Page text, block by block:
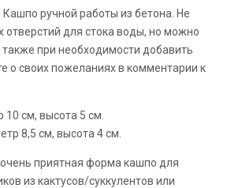
Кашпо ручной работы из бетона. Не
для стока воды, но можно
также при необходимости добавить
о своих пожеланиях в комментарии к
см, высота 5 см.
8,5 см, высота 4 см.
очень приятная форма кашпо для
из кактусов/суккулентов или